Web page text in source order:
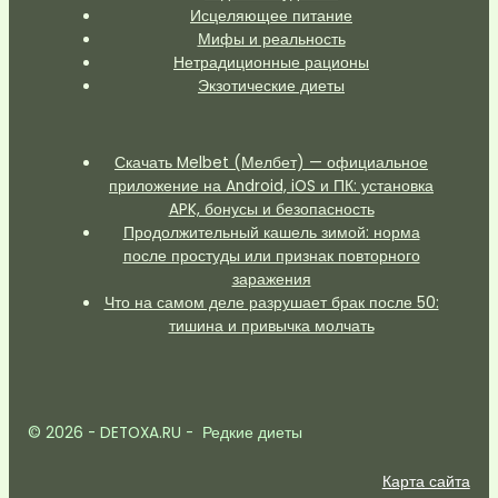
Исцеляющее питание
Мифы и реальность
Нетрадиционные рационы
Экзотические диеты
Скачать Melbet (Мелбет) — официальное
приложение на Android, iOS и ПК: установка
APK, бонусы и безопасность
Продолжительный кашель зимой: норма
после простуды или признак повторного
заражения
Что на самом деле разрушает брак после 50:
тишина и привычка молчать
© 2026 - DETOXA.RU - Редкие диеты
Карта сайта